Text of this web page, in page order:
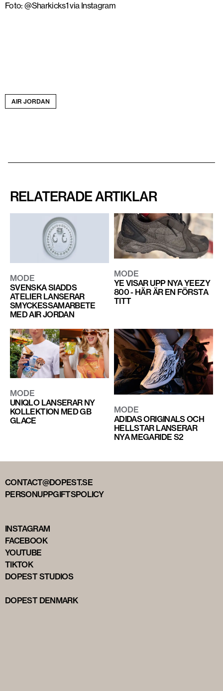
Foto: @Sharkicks1 via Instagram
AIR JORDAN
RELATERADE ARTIKLAR
MODE
SVENSKA SIADDS
ATELIER LANSERAR
SMYCKESSAMARBETE
MED AIR JORDAN
MODE
YE VISAR UPP NYA YEEZY
800 - HÄR ÄR EN FÖRSTA
TITT
MODE
UNIQLO LANSERAR NY
KOLLEKTION MED GB
GLACE
MODE
ADIDAS ORIGINALS OCH
HELLSTAR LANSERAR
NYA MEGARIDE S2
CONTACT@DOPEST.SE
PERSONUPPGIFTSPOLICY
INSTAGRAM
FACEBOOK
YOUTUBE
TIKTOK
DOPEST STUDIOS
DOPEST DENMARK